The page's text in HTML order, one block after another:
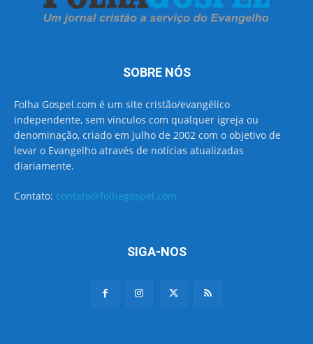
SOBRE NÓS
Folha Gospel.com é um site cristão/evangélico
independente, sem vínculos com qualquer igreja ou
denominação, criado em julho de 2002 com o objetivo de
levar o Evangelho através de notícias atualizadas
diariamente.
Contato: contato@folhagospel.com
SIGA-NOS